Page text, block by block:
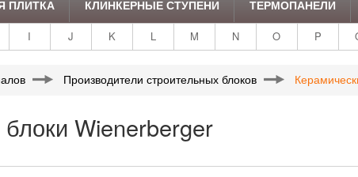
ПЛИТКА КЛИНКЕРНЫЕ СТУПЕНИ ТЕРМОПАНЕЛИ
I J K L M N O P
Производители строительных блоков
Wienerberger